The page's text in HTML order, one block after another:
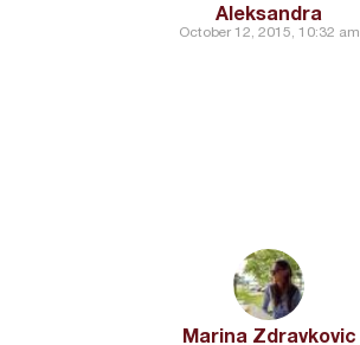
Aleksandra
October 12, 2015, 10:32 am
Marina Zdravkovic